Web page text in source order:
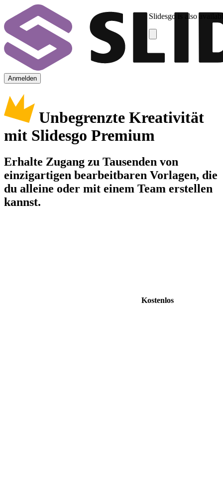
Slidesgo is also
Anmelden
Unbegrenzte Kreativität
mit Slidesgo Premium
Erhalte Zugang zu Tausenden von
einzigartigen bearbeitbaren Vorlagen, die
du alleine oder mit einem Team erstellen
kannst.
Kostenlos